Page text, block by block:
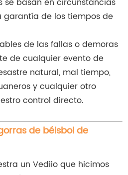
garantía de los tiempos de
de las fallas o demoras
de cualquier evento de
natural, mal tiempo,
y cualquier otro
control directo.
de béisbol de
un Vediio que hicimos